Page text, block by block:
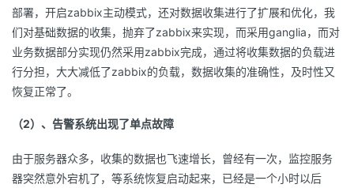
部署，开启zabbix主动模式，还对数据收集进行了扩展和优化，我
们对基础数据的收集，抛弃了zabbix来实现，而采用ganglia，而对
业务数据部分实现仍然采用zabbix完成，通过将收集数据的负载进
行分担，大大减低了zabbix的负载，数据收集的准确性，及时性又
恢复正常了。
（2）、告警系统出现了单点故障
由于服务器众多，收集的数据也飞速增长，曾经有一次，监控服务
器突然意外宕机了，等系统恢复启动起来，已经是一个小时以后